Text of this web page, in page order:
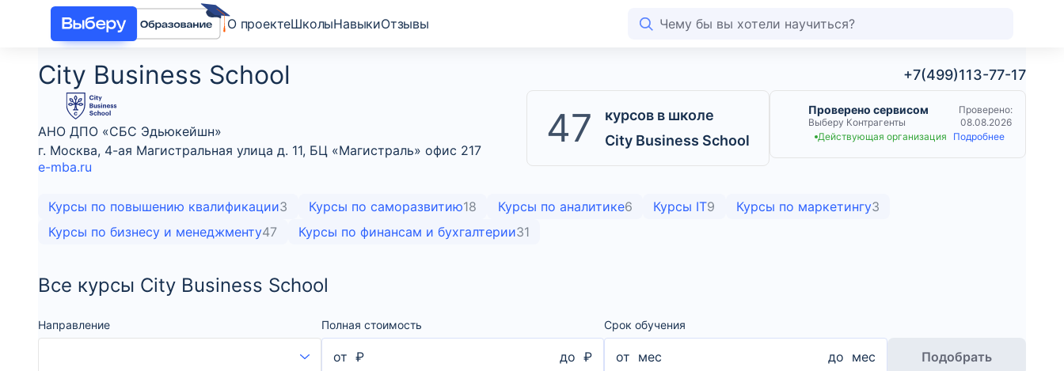
О проектеШколыНавыкиОтзывы
City Business School +7(499)113-77-17
АНО ДПО «СБС Эдьюкейшн»
г. Москва, 4-ая Магистральная улица д. 11, БЦ «Магистраль» офис 217
e-mba.ru
47
курсов в школе
City Business School
Проверено сервисом
Выберу Контрагенты
Проверено:
08.08.2026
Действующая организация
Подробнее
Курсы по повышению квалификации3 Курсы по саморазвитию18 Курсы по аналитике6 Курсы IT9 Курсы по маркетингу3
Курсы по бизнесу и менеджменту47 Курсы по финансам и бухгалтерии31
Все курсы City Business School
Направление Полная стоимость
от ₽ до ₽
Срок обучения
от мес до мес Подобрать